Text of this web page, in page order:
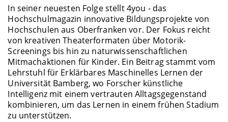
In seiner neuesten Folge stellt 4you - das
Hochschulmagazin innovative Bildungsprojekte von
Hochschulen aus Oberfranken vor. Der Fokus reicht
von kreativen Theaterformaten über Motorik-
Screenings bis hin zu naturwissenschaftlichen
Mitmachaktionen für Kinder. Ein Beitrag stammt vom
Lehrstuhl für Erklärbares Maschinelles Lernen der
Universität Bamberg, wo Forscher künstliche
Intelligenz mit einem vertrauten Alltagsgegenstand
kombinieren, um das Lernen in einem frühen Stadium
zu unterstützen.